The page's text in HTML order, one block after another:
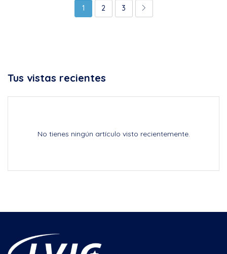
1 2 3
Tus vistas recientes
No tienes ningún artículo visto recientemente.